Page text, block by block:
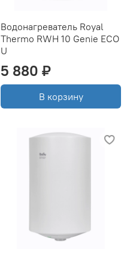
Водонагреватель Royal
Thermo RWH 10 Genie ECO
U
5 880 ₽
В корзину